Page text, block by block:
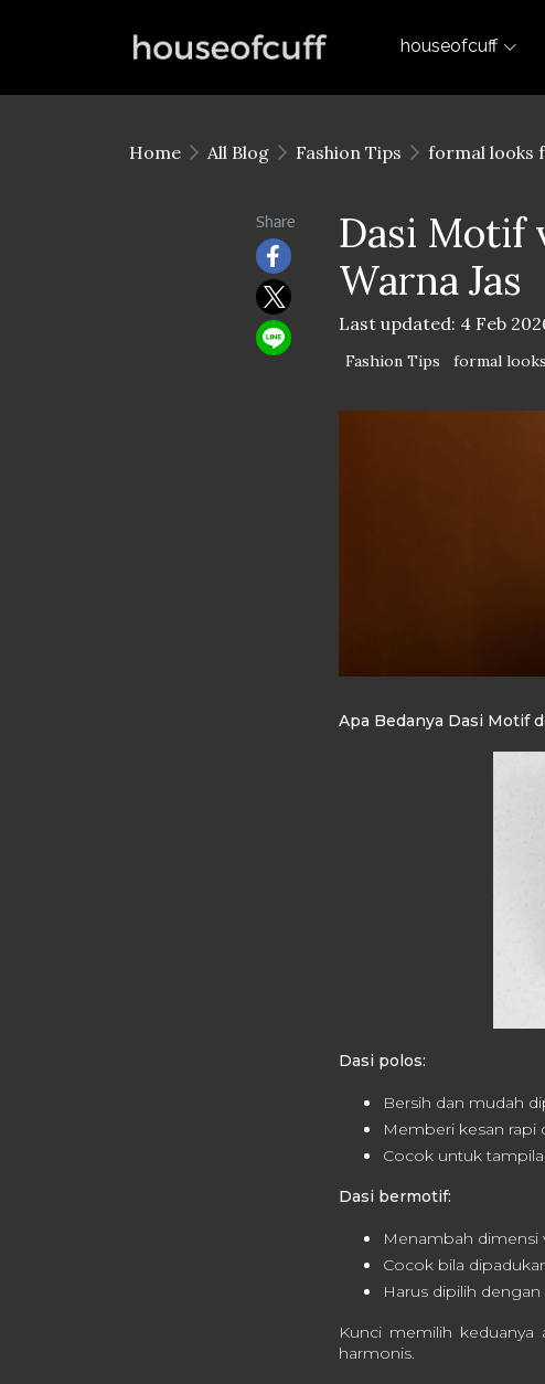
houseofcuff
Home All Blog Fashion Tips formal looks
Share
Dasi Motif
Warna Jas
Last updated: 4 Feb
Fashion Tips formal
Apa Bedanya Dasi Motif
Dasi polos:
Bersih dan mudah
Memberi kesan rapi
Cocok untuk
Dasi bermotif:
Menambah dimensi
Cocok bila
Harus dipilih
Kunci memilih
harmonis.